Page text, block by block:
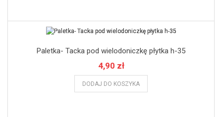
Paletka- Tacka pod wielodoniczkę płytka h-35
4,90 zł
DODAJ DO KOSZYKA